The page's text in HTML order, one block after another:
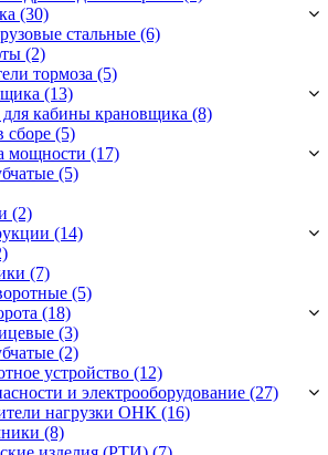
(30)
стальные (6)
(2)
тормоза (5)
(13)
для кабины крановщика (8)
сборе (5)
мощности (17)
(5)
(2)
(14)
(7)
(5)
(18)
(3)
(2)
устройство (12)
и электрооборудование (27)
нагрузки ОНК (16)
(8)